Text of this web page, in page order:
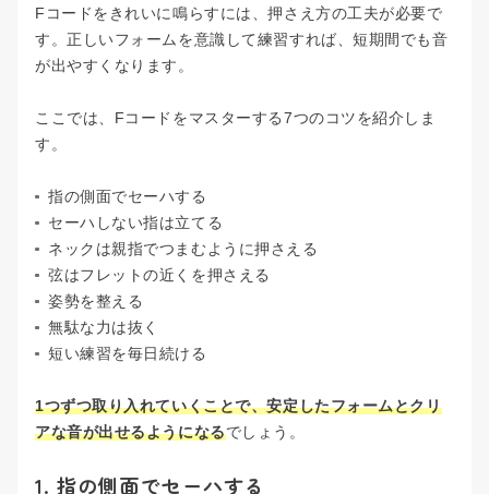
Fコードをきれいに鳴らすには、押さえ方の工夫が必要で
す。正しいフォームを意識して練習すれば、短期間でも音
が出やすくなります。
ここでは、Fコードをマスターする7つのコツを紹介しま
す。
指の側面でセーハする
セーハしない指は立てる
ネックは親指でつまむように押さえる
弦はフレットの近くを押さえる
姿勢を整える
無駄な力は抜く
短い練習を毎日続ける
1つずつ取り入れていくことで、安定したフォームとクリ
アな音が出せるようになるでしょう。
1. 指の側面でセーハする